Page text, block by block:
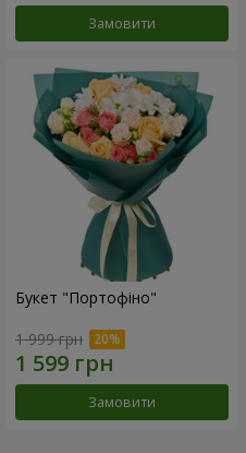
Замовити
Букет "Портофіно"
1 999 грн
Замовити